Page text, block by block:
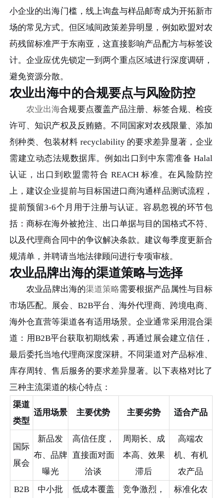
小企业的出海门槛，线上询盘与样品邮寄成为开拓新市
场的常见方式。但区域间政策差异明显，例如欧盟对农
药残留标准严于东南亚，这直接影响产品配方与标签设
计。企业应优先锁定一到两个重点区域进行深度调研，
避免资源分散。
农业出海中的合规要点与风险防控
农业出海合规要点覆盖产品注册、标签合规、检疫
许可、知识产权及反贿赂。不同国家对农残限量、添加
剂种类、包装材料 recyclability 的要求差异显著，企业
需建立动态法规数据库。例如出口到中东需准备 Halal
认证，出口到欧盟需符合 REACH 标准。在风险防控
上，建议企业提前与目标国进口商沟通样品测试流程，
提前预留3-6个月用于注册与认证。容易忽视的环节包
括：商标在海外被抢注、出口单据与目的国格式不符、
以及代理商合同中的争议解决条款。建议每季度更新合
规清单，并聘请当地法律顾问进行专项审核。
农业品牌出海的渠道策略与选择
农业品牌出海的渠道策略需要根据产品属性与目标
市场匹配。展会、B2B平台、海外代理商、跨境电商、
海外仓直营等渠道各有适用场景。企业通常采用混合渠
道：用B2B平台获取初期线索，再通过展会建立信任，
最后委托当地代理商深度深耕。不同渠道对产品标准、
库存周转、售后服务的要求差异显著。以下表格对比了
三种主流渠道的核心特点：
渠道
类型
适用场景 主要优势 主要劣势 适合产品
国际
展会
新品发
布、品牌
曝光
高信任度，
直接面对面
洽谈
周期长、成
本高、效果
滞后
高端农
机、有机
农产品
B2B
中小批
低成本覆盖
竞争激烈，
标准化农